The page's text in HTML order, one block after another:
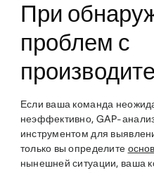
При
проблем с
Если ваша команда
неэффективно, GAP-
инструментом для
только вы определите
нынешней ситуации, ваша